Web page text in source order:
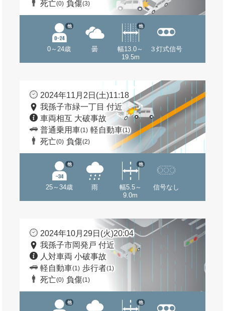
死亡(0) 負傷(3)
0～24歳
他
曇
幅13.0～
19.5m
他
３灯式信号
2024年11月2日(土)11:18
我孫子市緑一丁目 付近
車両相互 大破事故
普通乗用車(1) 軽自動車(1)
死亡(0) 負傷(2)
25～34歳
他
雨
幅5.5～
9.0m
他
信号なし
2024年10月29日(火)20:04
我孫子市岡発戸 付近
人対車両 小破事故
軽自動車(1) 歩行者(1)
死亡(0) 負傷(1)
他 他